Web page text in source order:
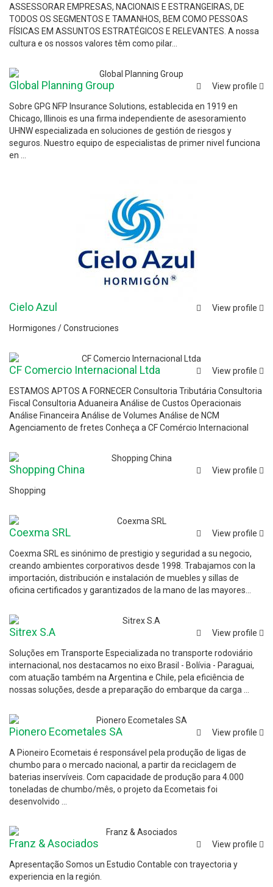
ASSESSORAR EMPRESAS, NACIONAIS E ESTRANGEIRAS, DE
TODOS OS SEGMENTOS E TAMANHOS, BEM COMO PESSOAS
FÍSICAS EM ASSUNTOS ESTRATÉGICOS E RELEVANTES. A nossa
cultura e os nossos valores têm como pilar...
View profile
Global Planning Group
Sobre GPG NFP Insurance Solutions, establecida en 1919 en
Chicago, Illinois es una firma independiente de asesoramiento
UHNW especializada en soluciones de gestión de riesgos y
seguros. Nuestro equipo de especialistas de primer nivel funciona
en ...
View profile
Cielo Azul
Hormigones / Construciones
View profile
CF Comercio Internacional Ltda
ESTAMOS APTOS A FORNECER Consultoria Tributária Consultoria
Fiscal Consultoria Aduaneira Análise de Custos Operacionais
Análise Financeira Análise de Volumes Análise de NCM
Agenciamento de fretes Conheça a CF Comércio Internacional
View profile
Shopping China
Shopping
View profile
Coexma SRL
Coexma SRL es sinónimo de prestigio y seguridad a su negocio,
creando ambientes corporativos desde 1998. Trabajamos con la
importación, distribución e instalación de muebles y sillas de
oficina certificados y garantizados de la mano de las mayores...
View profile
Sitrex S.A
Soluções em Transporte Especializada no transporte rodoviário
internacional, nos destacamos no eixo Brasil - Bolívia - Paraguai,
com atuação também na Argentina e Chile, pela eficiência de
nossas soluções, desde a preparação do embarque da carga ...
View profile
Pionero Ecometales SA
A Pioneiro Ecometais é responsável pela produção de ligas de
chumbo para o mercado nacional, a partir da reciclagem de
baterias inservíveis. Com capacidade de produção para 4.000
toneladas de chumbo/mês, o projeto da Ecometais foi
desenvolvido ...
View profile
Franz & Asociados
Apresentação Somos un Estudio Contable con trayectoria y
experiencia en la región.